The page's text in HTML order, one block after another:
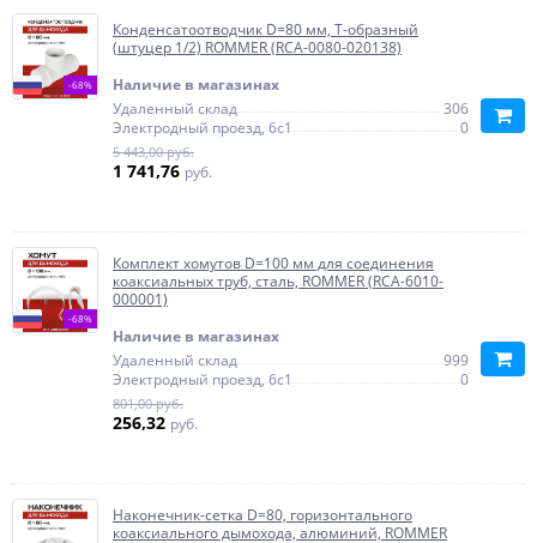
-68%
Конденсатоотводчик D=80 мм, Т-образный
(штуцер 1/2) ROMMER (RCA-0080-020138)
Наличие в магазинах
Удаленный склад
306
Электродный проезд, 6с1
0
5 443,00 руб.
1 741,76 руб.
-68%
Комплект хомутов D=100 мм для соединения
коаксиальных труб, сталь, ROMMER (RCA-6010-
000001)
Наличие в магазинах
Удаленный склад
999
Электродный проезд, 6с1
0
801,00 руб.
256,32 руб.
Наконечник-сетка D=80, горизонтального
коаксиального дымохода, алюминий, ROMMER